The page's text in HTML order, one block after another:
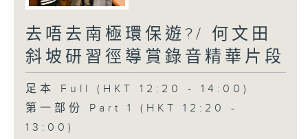
去唔去南極環保遊?/ 何文田
斜坡研習徑導賞錄音精華片段
足本 Full (HKT 12:20 - 14:00)
第一部份 Part 1 (HKT 12:20 -
13:00)